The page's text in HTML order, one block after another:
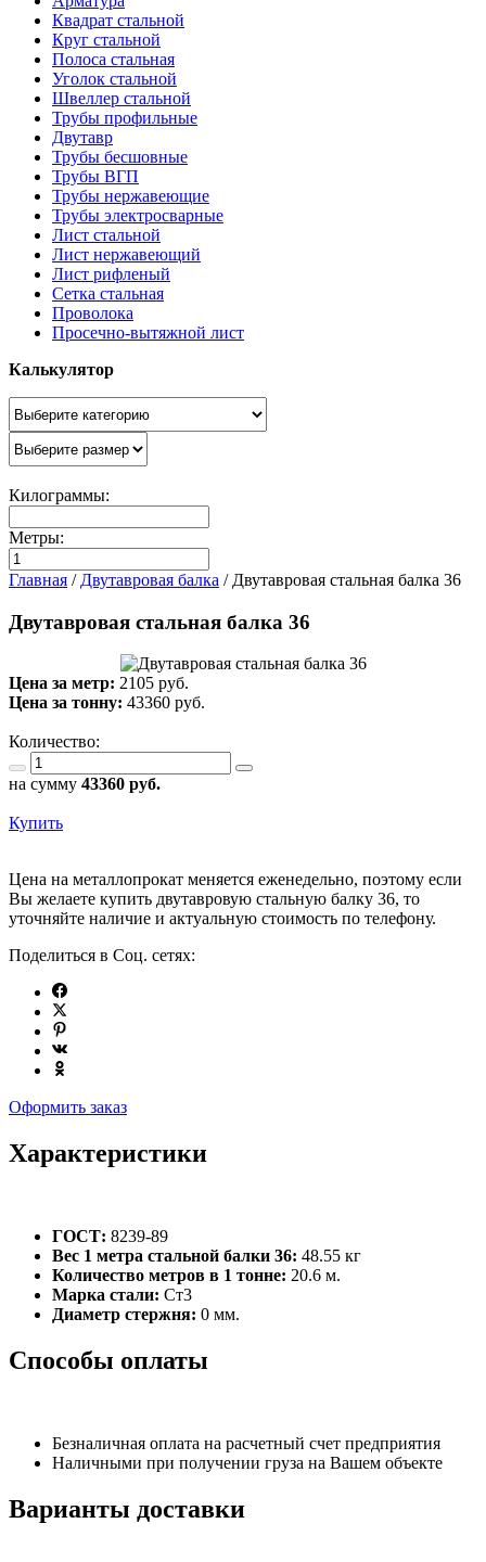
Квадрат стальной
Круг стальной
Полоса стальная
Уголок стальной
Швеллер стальной
Трубы профильные
Двутавр
Трубы бесшовные
Трубы ВГП
Трубы нержавеющие
Трубы электросварные
Лист стальной
Лист нержавеющий
Лист рифленый
Сетка стальная
Проволока
Просечно-вытяжной лист
Калькулятор
Килограммы:
Метры:
Главная / Двутавровая балка / Двутавровая стальная балка 36
Двутавровая стальная балка 36
Цена за метр: 2105 руб.
Цена за тонну: 43360 руб.
Количество:
на сумму 43360 руб.
Купить
Цена на металлопрокат меняется еженедельно, поэтому если
Вы желаете купить двутавровую стальную балку 36, то
уточняйте наличие и актуальную стоимость по телефону.
Поделиться в Соц. сетях:
Оформить заказ
Характеристики
ГОСТ: 8239-89
Вес 1 метра стальной балки 36: 48.55 кг
Количество метров в 1 тонне: 20.6 м.
Марка стали: Ст3
Диаметр стержня: 0 мм.
Способы оплаты
Безналичная оплата на расчетный счет предприятия
Наличными при получении груза на Вашем объекте
Варианты доставки